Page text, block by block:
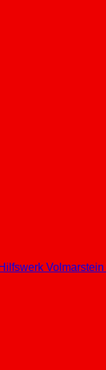
Volmarstein